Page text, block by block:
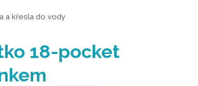
a křesla do vody
18-pocket